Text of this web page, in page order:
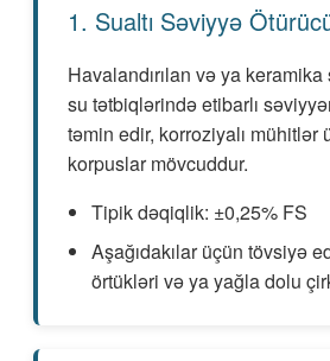
1. Sualtı Səviyyə
Havalandırılan və ya
su tətbiqlərində etibarlı
təmin edir, korroziyalı mühitlər
korpuslar mövcuddur.
Tipik dəqiqlik: ±0,25% FS
Aşağıdakılar üçün tövsiyə
örtükləri və ya yağla dolu